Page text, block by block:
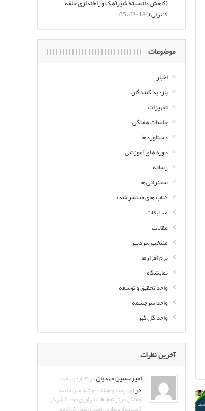
(کاهش دانسیته شیرآهک و راه‌اندازی حلقه
کنترلی))05/03/18
موضوعات
اخبار
بازدید کنندگان
تجهیزات
جلسات هفتگی
دستاوردها
دوره های آموزشی
رسانه
سخنرانی ها
کتاب های منتشر شده
مسابقات
مقالات
منتخب سردبیر
نرم افزارها
نمایشگاه
واحد تحقیق و توسعه
واحد سرچشمه
واحد گل گهر
آخرین نظرات
امیرحسین مهدیاندر ۱۴ اردیبهشت
در:چهارصد و هشتاد و ششمین جلسه
هفتگی مرکز تحقیقات فرآوری مواد کاشی‌گر
(استانداردسازی راهبری مدار کارخانه